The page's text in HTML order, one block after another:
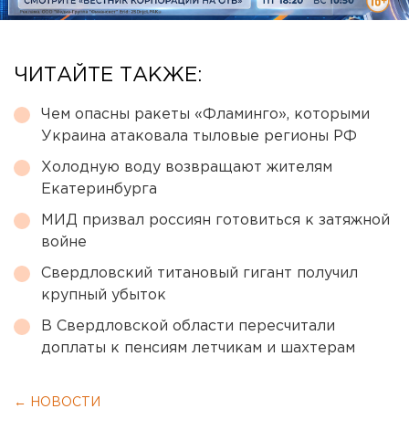
ЧИТАЙТЕ ТАКЖЕ:
Чем опасны ракеты «Фламинго», которыми
Украина атаковала тыловые регионы РФ
Холодную воду возвращают жителям
Екатеринбурга
МИД призвал россиян готовиться к затяжной
войне
Свердловский титановый гигант получил
крупный убыток
В Свердловской области пересчитали
доплаты к пенсиям летчикам и шахтерам
← НОВОСТИ